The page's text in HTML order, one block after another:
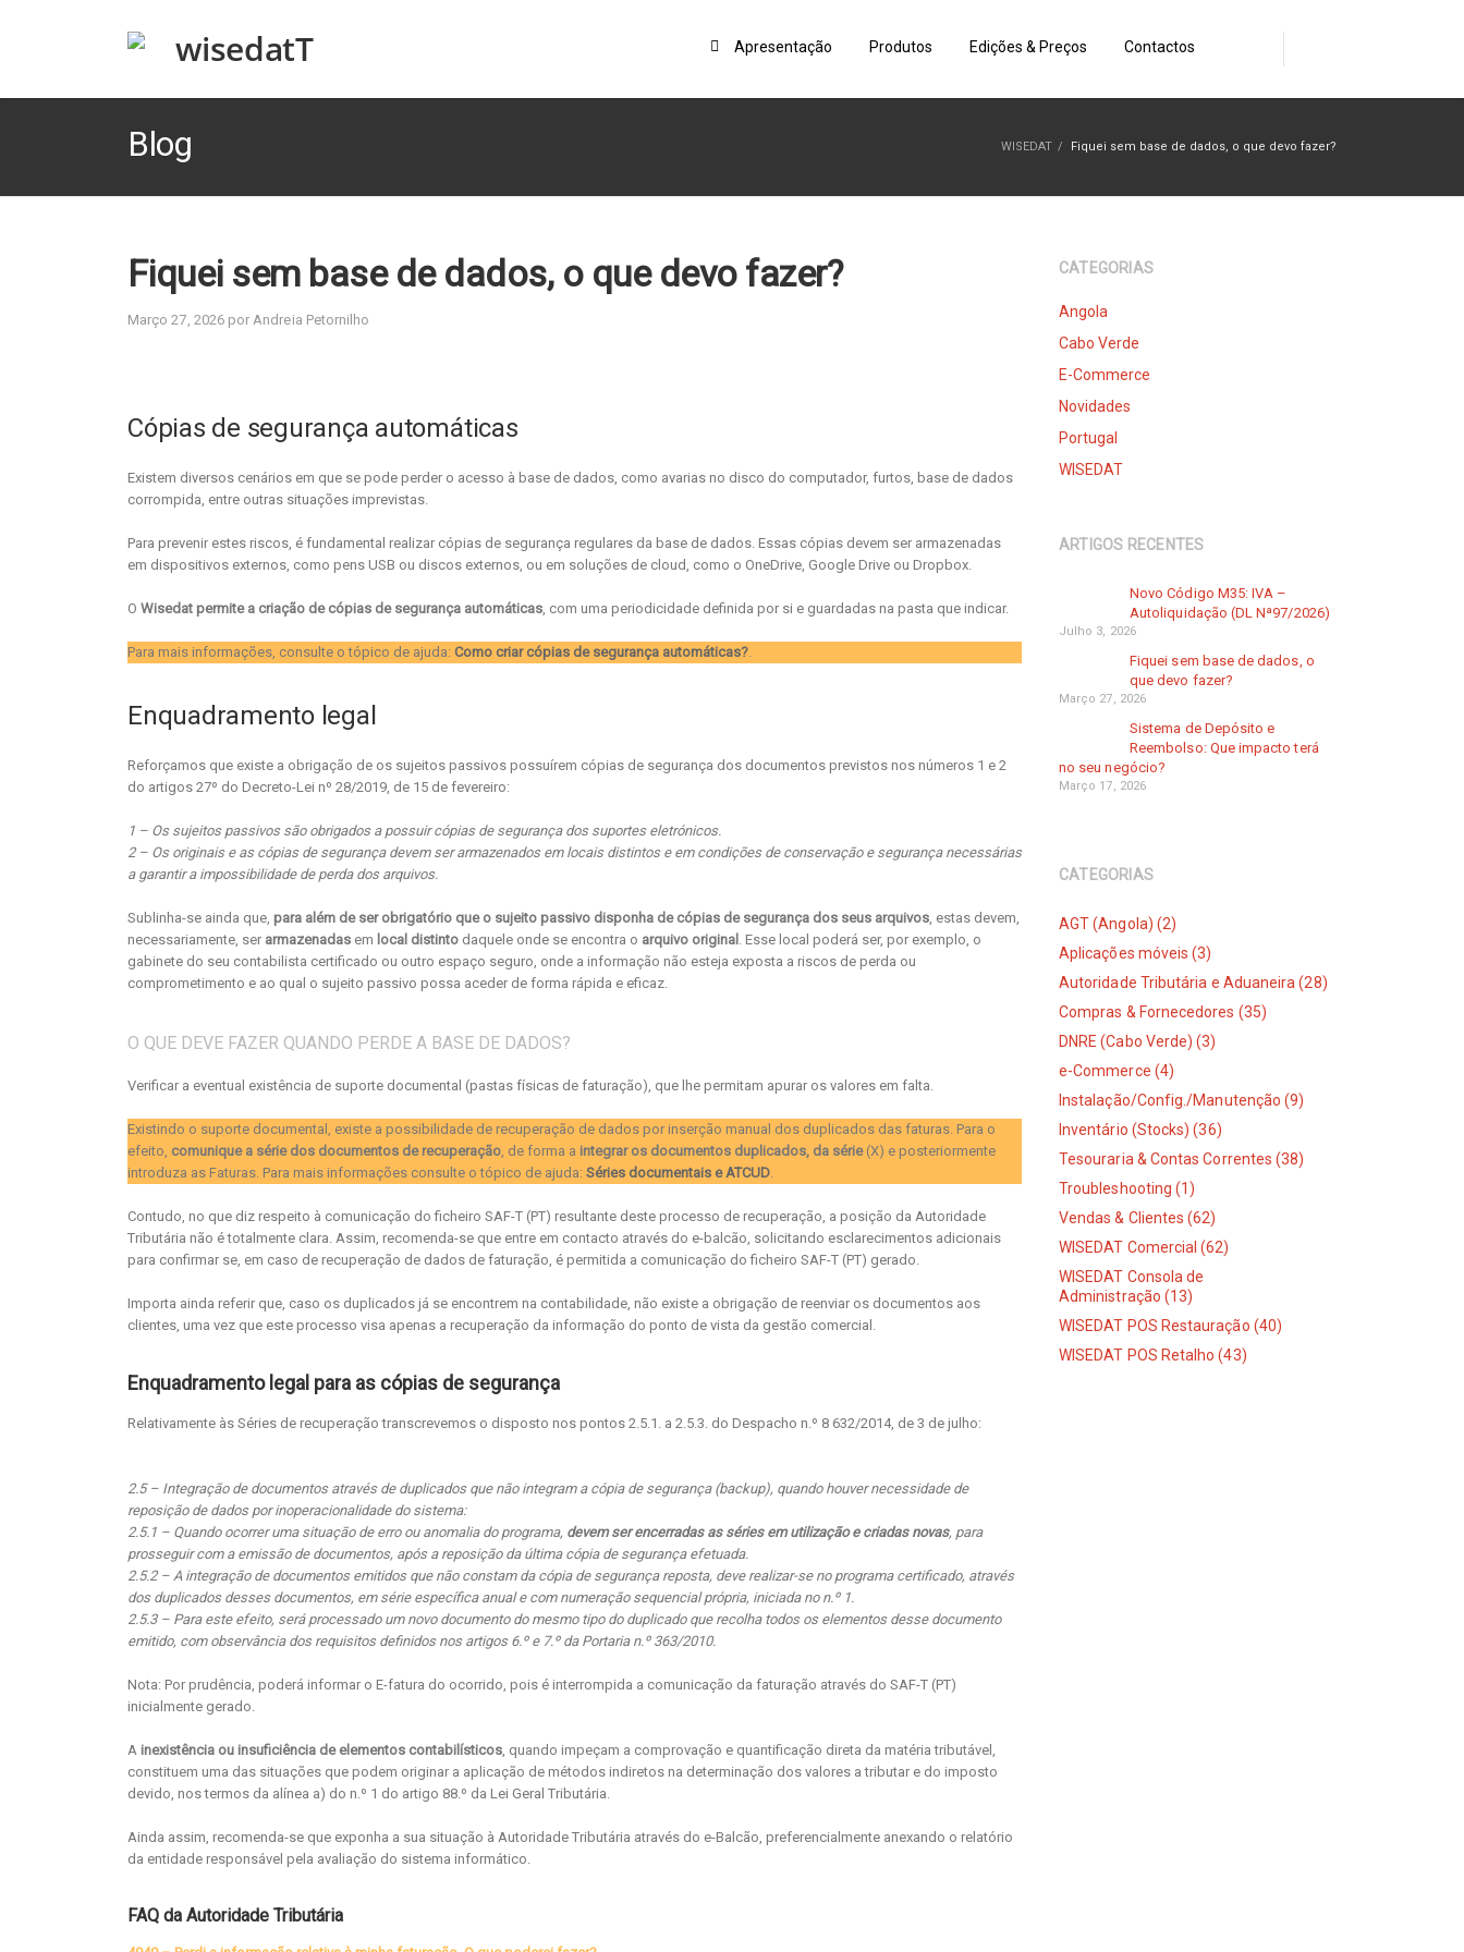
Apresentação Produtos Edições & Preços Contactos
WISEDAT / Fiquei sem base de dados, o que devo fazer?
Blog
Fiquei sem base de dados, o que devo fazer?
Março 27, 2026 por Andreia Petornilho
Cópias de segurança automáticas
Existem diversos cenários em que se pode perder o acesso à base de dados, como avarias no disco do computador, furtos, base de dados
corrompida, entre outras situações imprevistas.
Para prevenir estes riscos, é fundamental realizar cópias de segurança regulares da base de dados. Essas cópias devem ser armazenadas
em dispositivos externos, como pens USB ou discos externos, ou em soluções de cloud, como o OneDrive, Google Drive ou Dropbox.
O Wisedat permite a criação de cópias de segurança automáticas, com uma periodicidade definida por si e guardadas na pasta que indicar.
Para mais informações, consulte o tópico de ajuda: Como criar cópias de segurança automáticas?.
Enquadramento legal
Reforçamos que existe a obrigação de os sujeitos passivos possuírem cópias de segurança dos documentos previstos nos números 1 e 2
do artigos 27º do Decreto-Lei nº 28/2019, de 15 de fevereiro:
1 – Os sujeitos passivos são obrigados a possuir cópias de segurança dos suportes eletrónicos.
2 – Os originais e as cópias de segurança devem ser armazenados em locais distintos e em condições de conservação e segurança necessárias
a garantir a impossibilidade de perda dos arquivos.
Sublinha-se ainda que, para além de ser obrigatório que o sujeito passivo disponha de cópias de segurança dos seus arquivos, estas devem,
necessariamente, ser armazenadas em local distinto daquele onde se encontra o arquivo original . Esse local poderá ser, por exemplo, o
gabinete do seu contabilista certificado ou outro espaço seguro, onde a informação não esteja exposta a riscos de perda ou
comprometimento e ao qual o sujeito passivo possa aceder de forma rápida e eficaz.
O QUE DEVE FAZER QUANDO PERDE A BASE DE DADOS?
Verificar a eventual existência de suporte documental (pastas físicas de faturação), que lhe permitam apurar os valores em falta.
Existindo o suporte documental, existe a possibilidade de recuperação de dados por inserção manual dos duplicados das faturas. Para o
efeito, comunique a série dos documentos de recuperação, de forma a integrar os documentos duplicados, da série(X) e posteriormente
introduza as Faturas. Para mais informações consulte o tópico de ajuda: Séries documentais e ATCUD.
Contudo, no que diz respeito à comunicação do ficheiro SAF-T (PT) resultante deste processo de recuperação, a posição da Autoridade
Tributária não é totalmente clara. Assim, recomenda-se que entre em contacto através do e-balcão, solicitando esclarecimentos adicionais
para confirmar se, em caso de recuperação de dados de faturação, é permitida a comunicação do ficheiro SAF-T (PT) gerado.
Importa ainda referir que, caso os duplicados já se encontrem na contabilidade, não existe a obrigação de reenviar os documentos aos
clientes, uma vez que este processo visa apenas a recuperação da informação do ponto de vista da gestão comercial.
Enquadramento legal para as cópias de segurança
Relativamente às Séries de recuperação transcrevemos o disposto nos pontos 2.5.1. a 2.5.3. do Despacho n.º 8 632/2014, de 3 de julho:
2.5 – Integração de documentos através de duplicados que não integram a cópia de segurança (backup), quando houver necessidade de
reposição de dados por inoperacionalidade do sistema:
2.5.1 – Quando ocorrer uma situação de erro ou anomalia do programa, devem ser encerradas as séries em utilização e criadas novas, para
prosseguir com a emissão de documentos, após a reposição da última cópia de segurança efetuada.
2.5.2 – A integração de documentos emitidos que não constam da cópia de segurança reposta, deve realizar-se no programa certificado, através
dos duplicados desses documentos, em série específica anual e com numeração sequencial própria, iniciada no n.º 1.
2.5.3 – Para este efeito, será processado um novo documento do mesmo tipo do duplicado que recolha todos os elementos desse documento
emitido, com observância dos requisitos definidos nos artigos 6.º e 7.º da Portaria n.º 363/2010.
Nota: Por prudência, poderá informar o E-fatura do ocorrido, pois é interrompida a comunicação da faturação através do SAF-T (PT)
inicialmente gerado.
A inexistência ou insuficiência de elementos contabilísticos, quando impeçam a comprovação e quantificação direta da matéria tributável,
constituem uma das situações que podem originar a aplicação de métodos indiretos na determinação dos valores a tributar e do imposto
devido, nos termos da alínea a) do n.º 1 do artigo 88.º da Lei Geral Tributária.
Ainda assim, recomenda-se que exponha a sua situação à Autoridade Tributária através do e-Balcão, preferencialmente anexando o relatório
da entidade responsável pela avaliação do sistema informático.
FAQ da Autoridade Tributária
CATEGORIAS
Angola
Cabo Verde
E-Commerce
Novidades
Portugal
WISEDAT
ARTIGOS RECENTES
Novo Código M35: IVA –
Autoliquidação (DL Nª97/2026)
Julho 3, 2026
Fiquei sem base de dados, o
que devo fazer?
Março 27, 2026
Sistema de Depósito e
Reembolso: Que impacto terá
no seu negócio?
Março 17, 2026
CATEGORIAS
AGT (Angola) (2)
Aplicações móveis (3)
Autoridade Tributária e Aduaneira (28)
Compras & Fornecedores (35)
DNRE (Cabo Verde) (3)
e-Commerce (4)
Instalação/Config./Manutenção (9)
Inventário (Stocks) (36)
Tesouraria & Contas Correntes (38)
Troubleshooting (1)
Vendas & Clientes (62)
WISEDAT Comercial (62)
WISEDAT Consola de
Administração (13)
WISEDAT POS Restauração (40)
WISEDAT POS Retalho (43)